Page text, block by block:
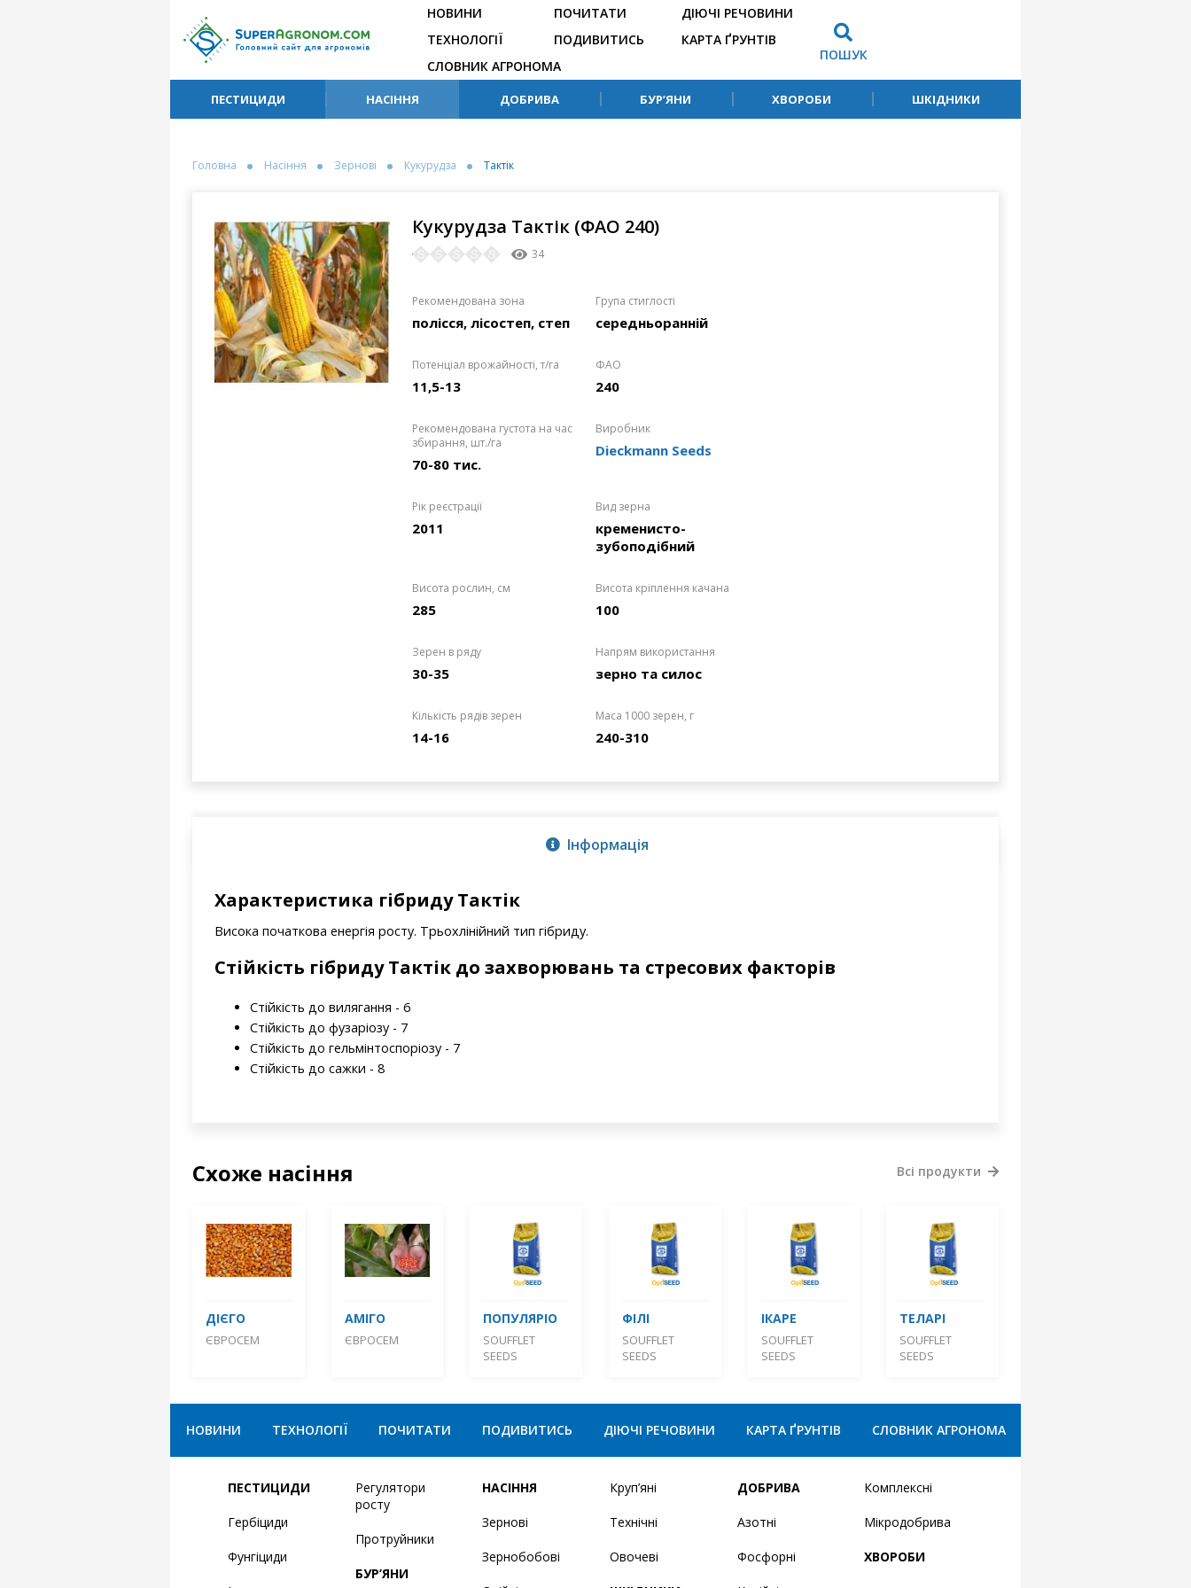
НОВИНИ
ТЕХНОЛОГІЇ
ПОЧИТАТИ
ПОДИВИТИСЬ
ДІЮЧІ РЕЧОВИНИ
КАРТА ҐРУНТІВ
СЛОВНИК АГРОНОМА
ПОШУК
ПЕСТИЦИДИ НАСІННЯ ДОБРИВА БУР’ЯНИ ХВОРОБИ ШКІДНИКИ
Головна Насіння Зернові Кукурудза Тактік
Кукурудза Тактік (ФАО 240)
34
Рекомендована зона
полісся, лісостеп, степ
Група стиглості
середньоранній
Потенціал врожайності, т/га
11,5-13
ФАО
240
Рекомендована густота на час
збирання, шт./га
70-80 тис.
Виробник
Dieckmann Seeds
Рік реєстрації
2011
Вид зерна
кременисто-
зубоподібний
Висота рослин, см
285
Висота кріплення качана
100
Зерен в ряду
30-35
Напрям використання
зерно та силос
Кількість рядів зерен
14-16
Маса 1000 зерен, г
240-310
Інформація
Характеристика гібриду Тактік
Висока початкова енергія росту. Трьохлінійний тип гібриду.
Стійкість гібриду Тактік до захворювань та стресових факторів
Стійкість до вилягання - 6
Стійкість до фузаріозу - 7
Стійкість до гельмінтоспоріозу - 7
Стійкість до сажки - 8
Схоже насіння
ДІЄГО
ЄВРОСЕМ
АМІГО
ЄВРОСЕМ
ПОПУЛЯРІО
SOUFFLET
SEEDS
ФІЛІ
SOUFFLET
SEEDS
ІКАРЕ
SOUFFLET
SEEDS
ТЕЛАРІ
SOUFFLET
SEEDS
Всі продукти
НОВИНИ ТЕХНОЛОГІЇ ПОЧИТАТИ ПОДИВИТИСЬ ДІЮЧІ РЕЧОВИНИ КАРТА ҐРУНТІВ СЛОВНИК АГРОНОМА
ПЕСТИЦИДИ
Гербіциди
Фунгіциди
Регулятори
росту
Протруйники
БУР’ЯНИ
НАСІННЯ
Зернові
Зернобобові
Круп’яні
Технічні
Овочеві
ДОБРИВА
Азотні
Фосфорні
Комплексні
Мікродобрива
ХВОРОБИ